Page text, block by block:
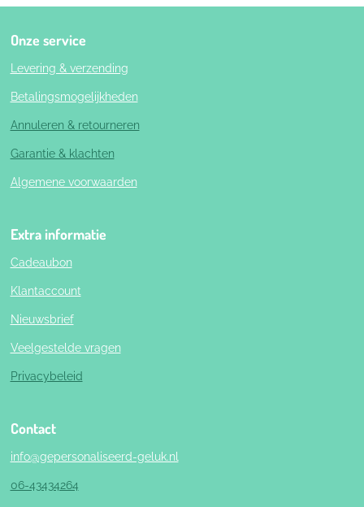
Onze service
Levering & verzending
Betalingsmogelijkheden
Annuleren & retourneren
Garantie & klachten
Algemene voorwaarden
Extra informatie
Cadeaubon
Klantaccount
Nieuwsbrief
Veelgestelde vragen
Privacybeleid
Contact
info@gepersonaliseerd-geluk.nl
06-43434264